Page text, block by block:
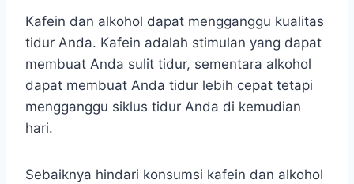
Kafein dan alkohol dapat mengganggu kualitas
tidur Anda. Kafein adalah stimulan yang dapat
membuat Anda sulit tidur, sementara alkohol
dapat membuat Anda tidur lebih cepat tetapi
mengganggu siklus tidur Anda di kemudian
hari.
Sebaiknya hindari konsumsi kafein dan alkohol